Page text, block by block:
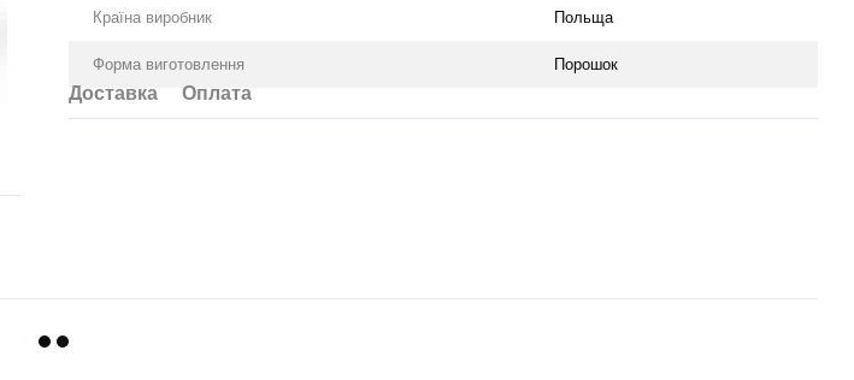
Країна виробник Польща
Форма виготовлення Порошок
Доставка Оплата